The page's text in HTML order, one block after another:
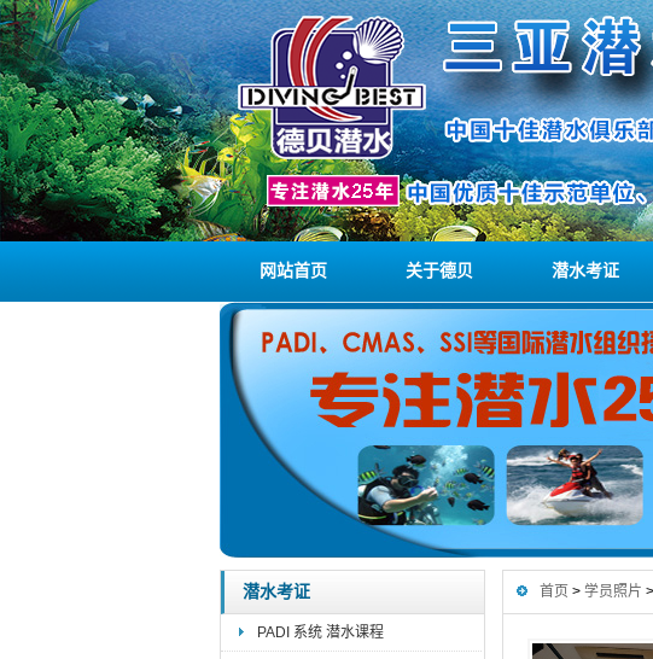
网站首页 关于德贝 潜水考证
潜水考证
PADI 系统 潜水课程
首页 > 学员照片 >